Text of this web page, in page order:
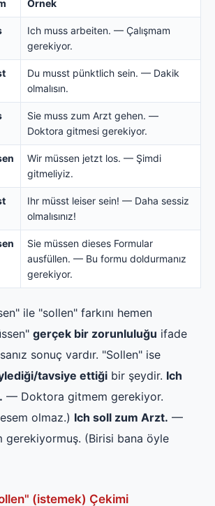
Örnek
Ich muss arbeiten. — Çalışmam
gerekiyor.
Du musst pünktlich sein. — Dakik
olmalısın.
Sie muss zum Arzt gehen. —
Doktora gitmesi gerekiyor.
Wir müssen jetzt los. — Şimdi
gitmeliyiz.
Ihr müsst leiser sein! — Daha sessiz
olmalısınız!
Sie müssen dieses Formular
ausfüllen. — Bu formu doldurmanız
gerekiyor.
ile "sollen" farkını hemen
gerçek bir zorunluluğu ifade
sonuç vardır. "Sollen" ise
tavsiye ettiği bir şeydir. Ich
— Doktora gitmem gerekiyor.
olmaz.) Ich soll zum Arzt. —
gerekiyormuş. (Birisi bana öyle
(istemek) Çekimi